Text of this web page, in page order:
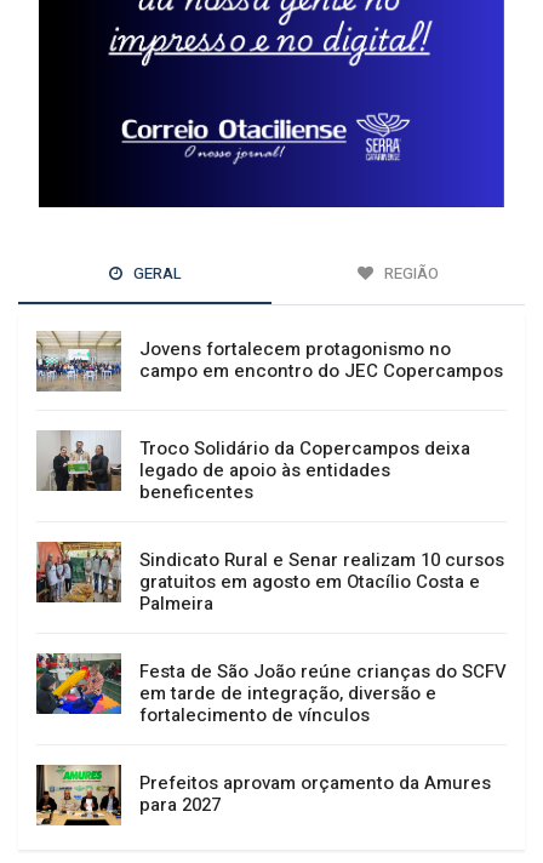
GERAL REGIÃO
Jovens fortalecem protagonismo no
campo em encontro do JEC Copercampos
Troco Solidário da Copercampos deixa
legado de apoio às entidades
beneficentes
Sindicato Rural e Senar realizam 10 cursos
gratuitos em agosto em Otacílio Costa e
Palmeira
Festa de São João reúne crianças do SCFV
em tarde de integração, diversão e
fortalecimento de vínculos
Prefeitos aprovam orçamento da Amures
para 2027